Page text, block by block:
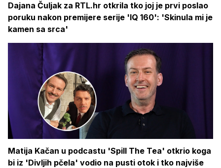
Dajana Čuljak za RTL.hr otkrila tko joj je prvi poslao
poruku nakon premijere serije 'IQ 160': 'Skinula mi je
kamen sa srca'
Matija Kačan u podcastu 'Spill The Tea' otkrio koga
bi iz 'Divljih pčela' vodio na pusti otok i tko najviše